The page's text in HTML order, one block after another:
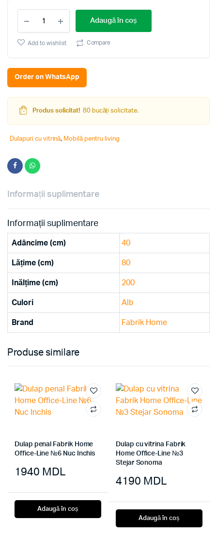
vitrina
Fabrik
Office-
Line
№2
frasin
alb
Adaugă în coș
Add to wishlist Compare
Order on WhatsApp
Produs solicitat! 80 bucăți solicitate.
Dulapuri cu vitrină, Mobilă pentru living
Informații suplimentare
Informații suplimentare
Adâncime (cm) 40
Lățime (cm) 80
Inălțime (cm) 200
Culori Alb
Brand Fabrik Home
Produse similare
Dulap penal Fabrik Home
Office-Line №6 Nuc Inchis
1940 MDL
Adaugă în coș
Dulap cu vitrina Fabrik
Home Office-Line №3
Stejar Sonoma
4190 MDL
Adaugă în coș